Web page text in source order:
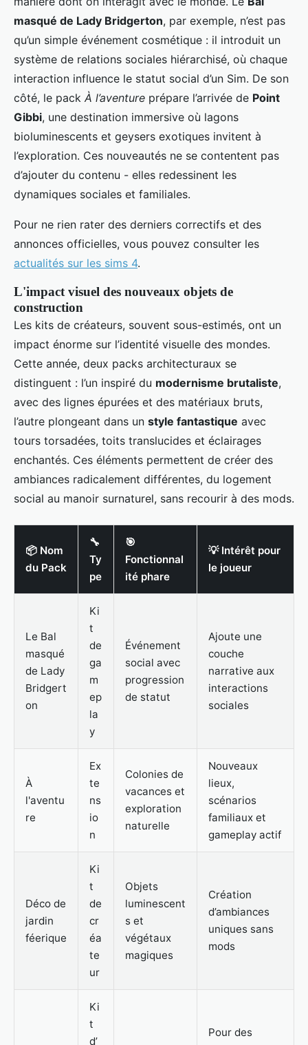
masqué de Lady Bridgerton, par exemple, n’est pas
qu’un simple événement cosmétique : il introduit un
système de relations sociales hiérarchisé, où chaque
interaction influence le statut social d’un Sim. De son
côté, le pack À l’aventure prépare l’arrivée de Point
Gibbi, une destination immersive où lagons
bioluminescents et geysers exotiques invitent à
l’exploration. Ces nouveautés ne se contentent pas
d’ajouter du contenu - elles redessinent les
dynamiques sociales et familiales.
Pour ne rien rater des derniers correctifs et des
annonces officielles, vous pouvez consulter les
actualités sur les sims 4.
L'impact visuel des nouveaux objets de
construction
Les kits de créateurs, souvent sous-estimés, ont un
impact énorme sur l’identité visuelle des mondes.
Cette année, deux packs architecturaux se
distinguent : l’un inspiré du modernisme brutaliste,
avec des lignes épurées et des matériaux bruts,
l’autre plongeant dans un style fantastique avec
tours torsadées, toits translucides et éclairages
enchantés. Ces éléments permettent de créer des
ambiances radicalement différentes, du logement
social au manoir surnaturel, sans recourir à des mods.
📦 Nom
du Pack
🔧
Ty
pe
🎯
Fonctionnal
ité phare
💡 Intérêt pour
le joueur
Le Bal
masqué
de Lady
Bridgert
on
Ki
t
de
ga
m
ep
la
y
Événement
social avec
progression
de statut
Ajoute une
couche
narrative aux
interactions
sociales
À
l'aventu
re
Ex
te
ns
io
n
Colonies de
vacances et
exploration
naturelle
Nouveaux
lieux,
scénarios
familiaux et
gameplay actif
Déco de
jardin
féerique
Ki
t
de
cr
éa
te
ur
Objets
luminescent
s et
végétaux
magiques
Création
d’ambiances
uniques sans
mods
Ki
t
d’
Pour des